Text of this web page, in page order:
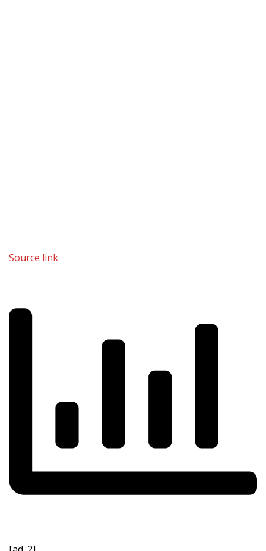
Source link